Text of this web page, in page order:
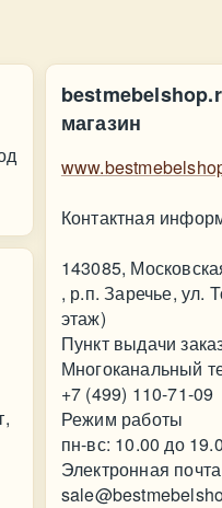
магазин
Контактная
143085,
, р.п. Заречье, ул.
этаж)
Пункт выдачи
Многоканальный
+7 (499) 110-71-09
Режим работы
пн-вс: 10.00 до
Электронная почта